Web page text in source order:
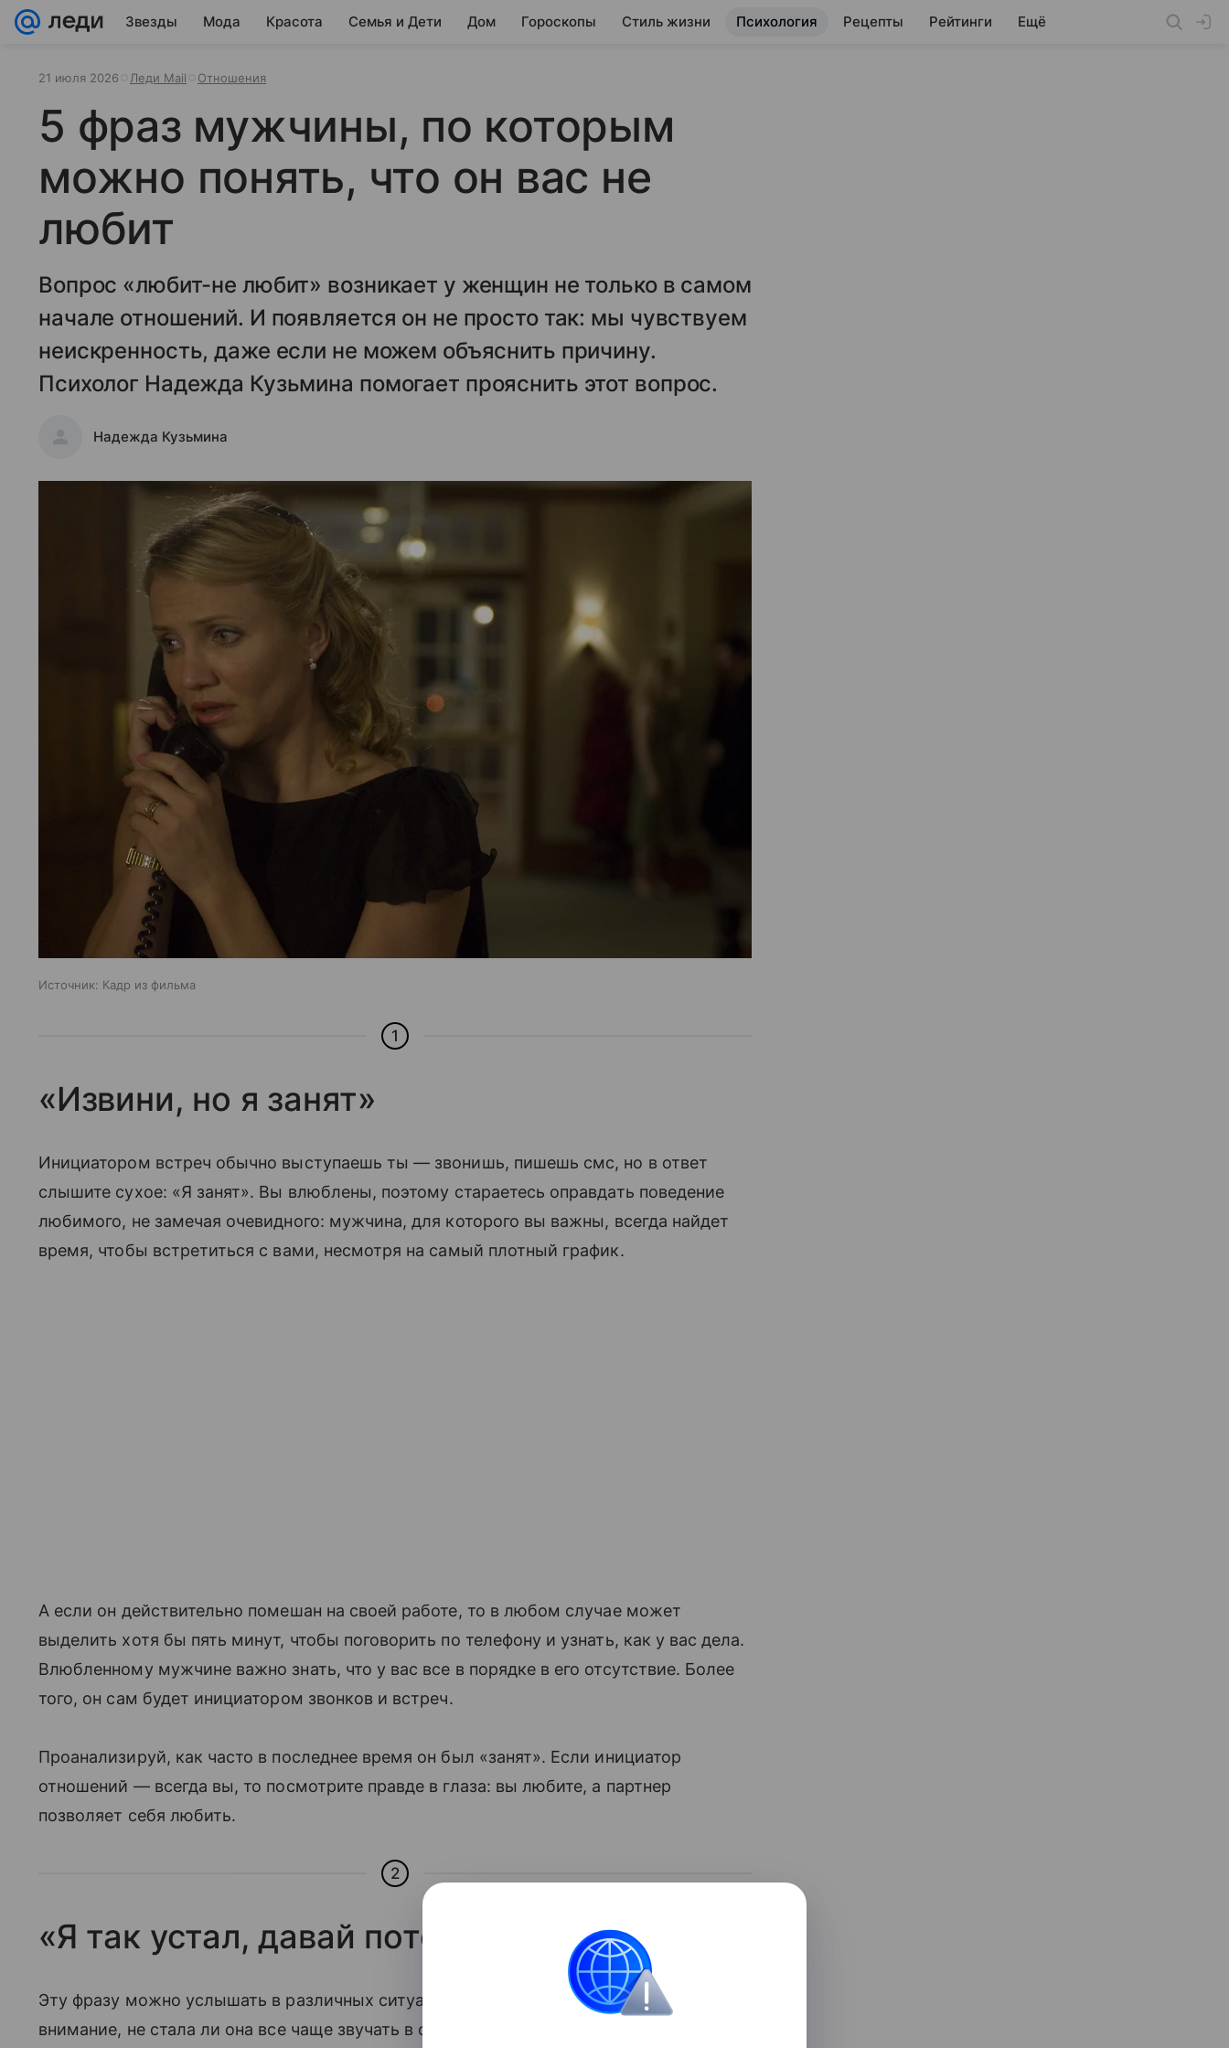
Звезды Мода Красота Семья и Дети Дом Гороскопы Стиль жизни Психология Рецепты Рейтинги Ещё
21 июля 2026 Леди Mail Отношения
5 фраз мужчины, по которым
можно понять, что он вас не
любит
Вопрос «любит-не любит» возникает у женщин не только в самом
начале отношений. И появляется он не просто так: мы чувствуем
неискренность, даже если не можем объяснить причину.
Психолог Надежда Кузьмина помогает прояснить этот вопрос.
Надежда Кузьмина
Источник: Кадр из фильма
1
«Извини, но я занят»
Инициатором встреч обычно выступаешь ты — звонишь, пишешь смс, но в ответ
слышите сухое: «Я занят». Вы влюблены, поэтому стараетесь оправдать поведение
любимого, не замечая очевидного: мужчина, для которого вы важны, всегда найдет
время, чтобы встретиться с вами, несмотря на самый плотный график.
А если он действительно помешан на своей работе, то в любом случае может
выделить хотя бы пять минут, чтобы поговорить по телефону и узнать, как у вас дела.
Влюбленному мужчине важно знать, что у вас все в порядке в его отсутствие. Более
того, он сам будет инициатором звонков и встреч.
Проанализируй, как часто в последнее время он был «занят». Если инициатор
отношений — всегда вы, то посмотрите правде в глаза: вы любите, а партнер
позволяет себя любить.
2
«Я так устал, давай потом»
Эту фразу можно услышать в различных ситуациях, но в первую очередь обратите
внимание, не стала ли она все чаще звучать в ответ на вашу инициативу заняться